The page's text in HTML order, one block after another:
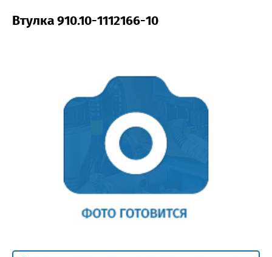
Втулка 910.10-1112166-10